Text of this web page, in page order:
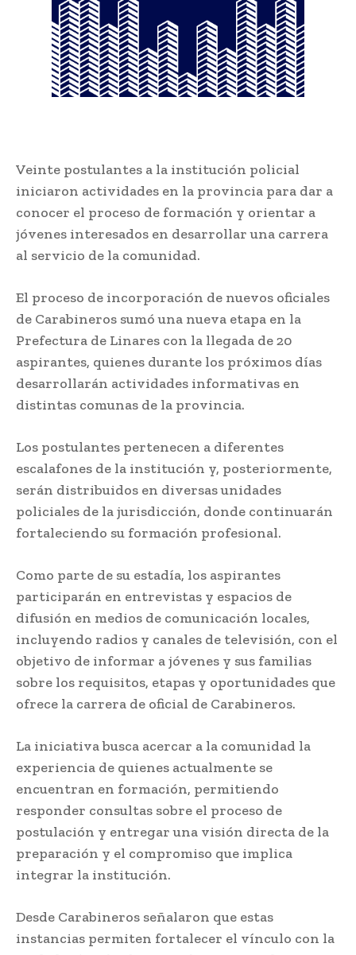
Veinte postulantes a la institución policial
iniciaron actividades en la provincia para dar a
conocer el proceso de formación y orientar a
jóvenes interesados en desarrollar una carrera
al servicio de la comunidad.
El proceso de incorporación de nuevos oficiales
de Carabineros sumó una nueva etapa en la
Prefectura de Linares con la llegada de 20
aspirantes, quienes durante los próximos días
desarrollarán actividades informativas en
distintas comunas de la provincia.
Los postulantes pertenecen a diferentes
escalafones de la institución y, posteriormente,
serán distribuidos en diversas unidades
policiales de la jurisdicción, donde continuarán
fortaleciendo su formación profesional.
Como parte de su estadía, los aspirantes
participarán en entrevistas y espacios de
difusión en medios de comunicación locales,
incluyendo radios y canales de televisión, con el
objetivo de informar a jóvenes y sus familias
sobre los requisitos, etapas y oportunidades que
ofrece la carrera de oficial de Carabineros.
La iniciativa busca acercar a la comunidad la
experiencia de quienes actualmente se
encuentran en formación, permitiendo
responder consultas sobre el proceso de
postulación y entregar una visión directa de la
preparación y el compromiso que implica
integrar la institución.
Desde Carabineros señalaron que estas
instancias permiten fortalecer el vínculo con la